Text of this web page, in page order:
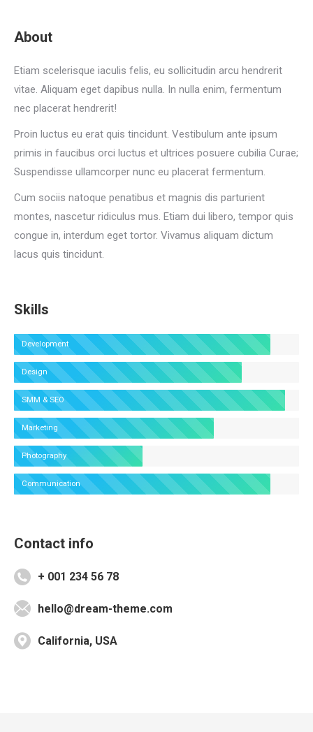
About
Etiam scelerisque iaculis felis, eu sollicitudin arcu hendrerit
vitae. Aliquam eget dapibus nulla. In nulla enim, fermentum
nec placerat hendrerit!
Proin luctus eu erat quis tincidunt. Vestibulum ante ipsum
primis in faucibus orci luctus et ultrices posuere cubilia Curae;
Suspendisse ullamcorper nunc eu placerat fermentum.
Cum sociis natoque penatibus et magnis dis parturient
montes, nascetur ridiculus mus. Etiam dui libero, tempor quis
congue in, interdum eget tortor. Vivamus aliquam dictum
lacus quis tincidunt.
Skills
Development
Design
SMM & SEO
Marketing
Photography
Communication
Contact info
+ 001 234 56 78
hello@dream-theme.com
California, USA